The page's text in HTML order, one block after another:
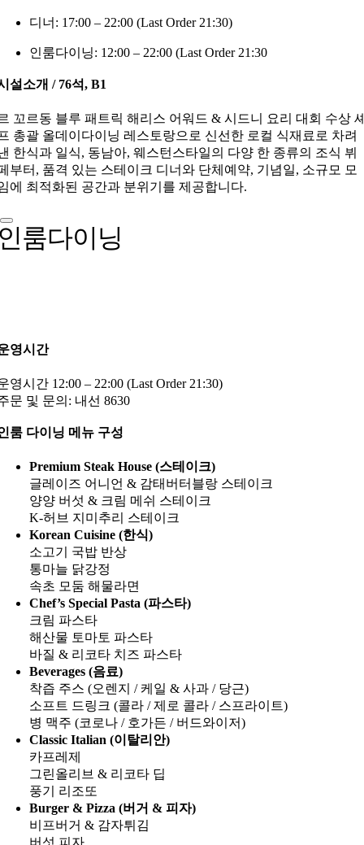
디너: 17:00 – 22:00 (Last Order 21:30)
인룸다이닝: 12:00 – 22:00 (Last Order 21:30
설소개 / 76석, B1
꼬르동 블루 패트릭 해리스 어워드 & 시드니 요리 대회 수상
총괄 올데이다이닝 레스토랑으로 신선한 로컬 식재료로 차려
한식과 일식, 동남아, 웨스턴스타일의 다양 한 종류의 조식 뷔
부터, 품격 있는 스테이크 디너와 단체예약, 기념일, 소규모 모
에 최적화된 공간과 분위기를 제공합니다.
룸다이닝
영시간
영시간 12:00 – 22:00 (Last Order 21:30)
문 및 문의: 내선 8630
룸 다이닝 메뉴 구성
Premium Steak House (스테이크)
글레이즈 어니언 & 감태버터블랑 스테이크
양양 버섯 & 크림 메쉬 스테이크
K-허브 지미추리 스테이크
Korean Cuisine (한식)
소고기 국밥 반상
통마늘 닭강정
속초 모둠 해물라면
Chef’s Special Pasta (파스타)
크림 파스타
해산물 토마토 파스타
바질 & 리코타 치즈 파스타
Beverages (음료)
착즙 주스 (오렌지 / 케일 & 사과 / 당근)
소프트 드링크 (콜라 / 제로 콜라 / 스프라이트)
병 맥주 (코로나 / 호가든 / 버드와이저)
Classic Italian (이탈리안)
카프레제
그린올리브 & 리코타 딥
풍기 리조또
Burger & Pizza (버거 & 피자)
비프버거 & 감자튀김
버섯 피자